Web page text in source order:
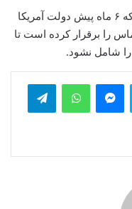
همچنین برخی مسوولان آمریکایی گفتند که ۶ ماه پیش دولت آمریکا
را برقرار کرده است تا
را شامل نشود.
Skype
Messenger
WhatsApp